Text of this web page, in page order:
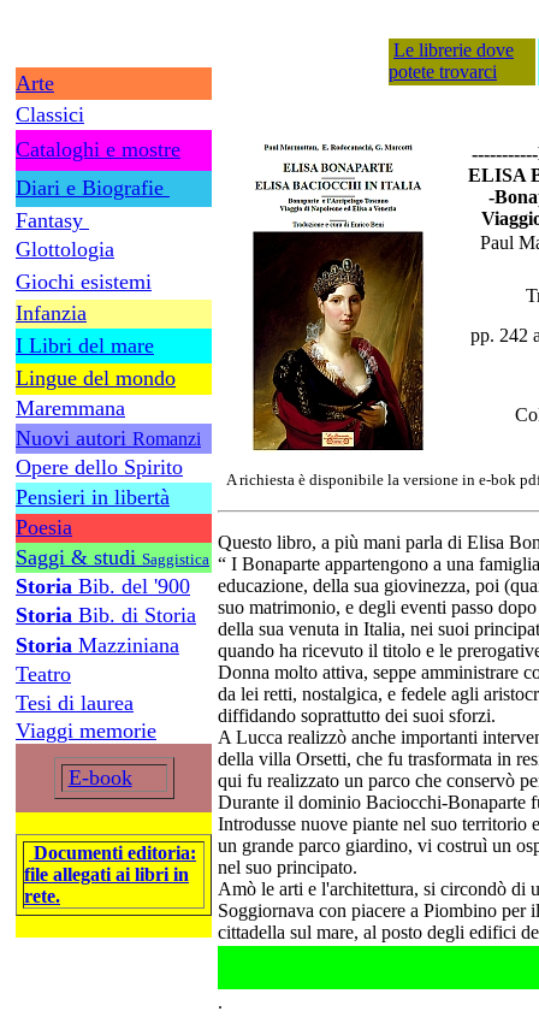
Arte
Classici
Cataloghi e mostre
Diari e Biografie
Fantasy
Glottologia
Giochi esistemi
Infanzia
I Libri del mare
Lingue del mondo
Maremmana
Nuovi autori Romanzi
Opere dello Spirito
Pensieri in libertà
Poesia
Saggi & studi Saggistica
Storia Bib. del '900
Storia Bib. di Storia
Storia Mazziniana
Teatro
Tesi di laurea
Viaggi memorie
E-book
Documenti editoria:
file allegati ai libri in
rete.
Le librerie dove
potete trovarci
ELISA
-
Paul
pp. 242
A richiesta è disponibile la versione in e-bok
Questo libro, a più mani parla di Elisa
“ I Bonaparte appartengono a una
educazione, della sua giovinezza, poi
suo matrimonio, e degli eventi passo
della sua venuta in Italia, nei suoi
quando ha ricevuto il titolo e le
Donna molto attiva, seppe amministrare
da lei retti, nostalgica, e fedele agli
diffidando soprattutto dei suoi sforzi.
A Lucca realizzò anche importanti
della villa Orsetti, che fu trasformata in
qui fu realizzato un parco che conservò
Durante il dominio Baciocchi-Bonaparte
Introdusse nuove piante nel suo territorio
un grande parco giardino, vi costruì un
nel suo principato.
Amò le arti e l'architettura, si circondò di
Soggiornava con piacere a Piombino
cittadella sul mare, al posto degli edifici
.